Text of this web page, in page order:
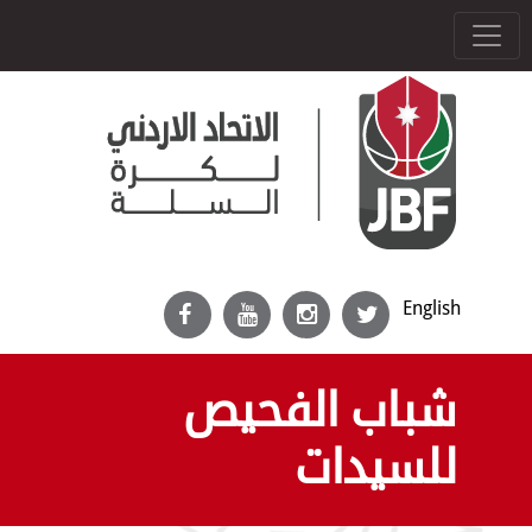
English
شباب الفحيص
للسيدات